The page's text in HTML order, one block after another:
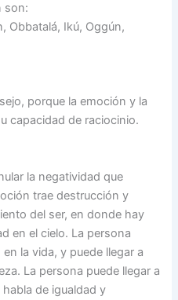
son:
Obbatalá, Ikú, Oggún,
porque la emoción y la
capacidad de raciocinio.
la negatividad que
trae destrucción y
del ser, en donde hay
en el cielo. La persona
la vida, y puede llegar a
La persona puede llegar a
de igualdad y